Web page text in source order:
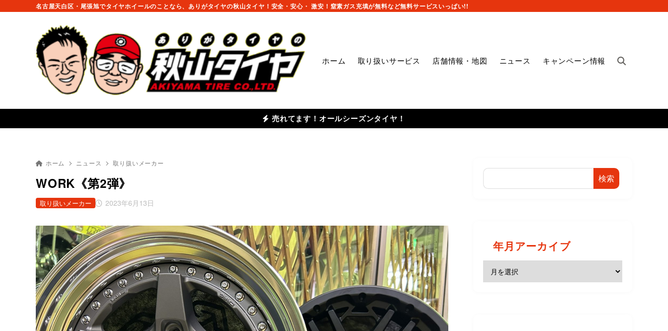
名古屋天白区・尾張旭でタイヤホイールのことなら、ありがタイヤの秋山タイヤ！安全・安心・ 激安！窒素ガス充填が無料など無料サービスいっぱい!!
ホーム 取り扱いサービス 店舗情報・地図 ニュース キャンペーン情報
売れてます！オールシーズンタイヤ！
ホーム ニュース 取り扱いメーカー
WORK《第2弾》
2023年6月13日
取り扱いメーカー
検索
年月アーカイブ